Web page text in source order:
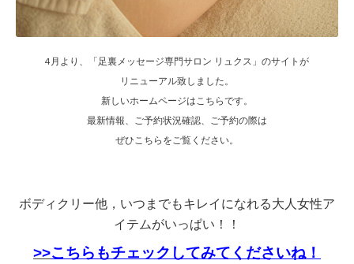
4月より、「足裏メッセージ専門サロン リュクス」のサイトが
リニューアル致しました。
新しいホームページはこちらです。
最新情報、ご予約状況確認、ご予約の際は
ぜひこちらをご覧ください。
ボディクリー他，いつまでもキレイになれる大人女性ア
イテムがいっぱい！！
>>こちらもチェックしてみてくださいね！